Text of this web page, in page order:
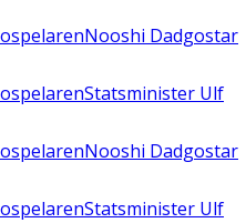
Nooshi Dadgostar
Statsminister Ulf
Nooshi Dadgostar
Statsminister Ulf